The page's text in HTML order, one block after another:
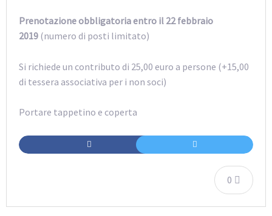
Prenotazione obbligatoria entro il 22 febbraio
2019 (numero di posti limitato)
Si richiede un contributo di 25,00 euro a persone (+15,00
di tessera associativa per i non soci)
Portare tappetino e coperta
0